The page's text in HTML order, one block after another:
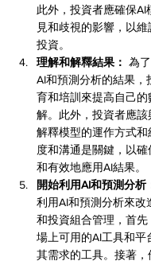
此外，投資者應確保AI
見和歧視的影響，以
投資。
理解和解釋結果： 為
AI和預測分析的結果，
育和培訓來提高自己的
解。此外，投資者應該
解釋模型的運作方式和
度和溝通是關鍵，以
和有效地應用AI結果。
開始利用AI和預測分析
利用AI和預測分析來改
和投資組合管理，首
場上可用的AI工具和平
其需求的工具。接著